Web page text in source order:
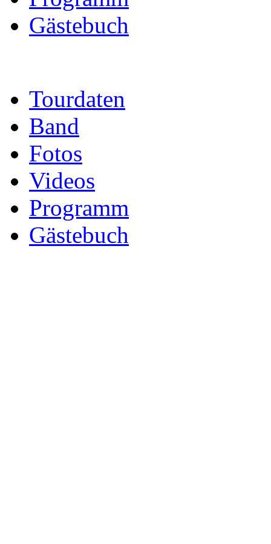
Gästebuch
Tourdaten
Band
Fotos
Videos
Programm
Gästebuch